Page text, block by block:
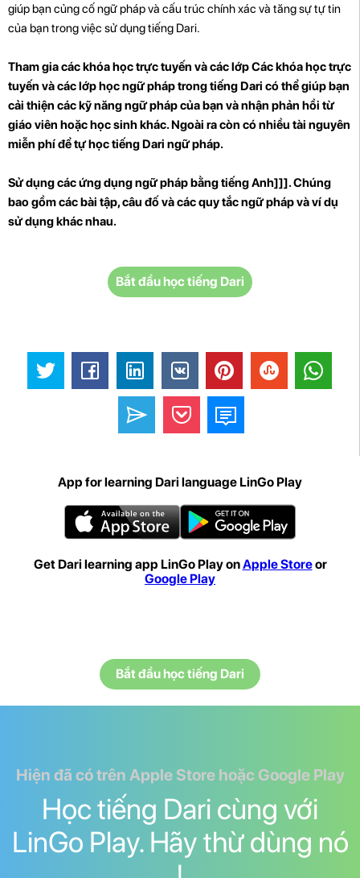
giúp bạn củng cố ngữ pháp và cấu trúc chính xác và tăng sự tự tin
của bạn trong việc sử dụng tiếng Dari.
Tham gia các khóa học trực tuyến và các lớp Các khóa học trực
tuyến và các lớp học ngữ pháp trong tiếng Dari có thể giúp bạn
cải thiện các kỹ năng ngữ pháp của bạn và nhận phản hồi từ
giáo viên hoặc học sinh khác. Ngoài ra còn có nhiều tài nguyên
miễn phí để tự học tiếng Dari ngữ pháp.
Sử dụng các ứng dụng ngữ phápbằng tiếng Anh]]]. Chúng
bao gồm các bài tập, câu đố và các quy tắc ngữ pháp và ví dụ
sử dụng khác nhau.
Bắt đầu học tiếng Dari
App for learning Dari language LinGo Play
Get Dari learning app LinGo Play onApple Storeor
Google Play
Bắt đầu học tiếng Dari
Hiện đã có trên Apple Store hoặc Google Play
Học tiếng Dari cùng với
LinGo Play. Hãy thừ dùng nó